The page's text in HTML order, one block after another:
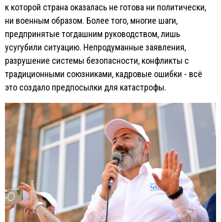
к которой страна оказалась не готова ни политически,
ни военным образом. Более того, многие шаги,
предпринятые тогдашним руководством, лишь
усугубили ситуацию. Непродуманные заявления,
разрушение системы безопасности, конфликты с
традиционными союзниками, кадровые ошибки - всё
это создало предпосылки для катастрофы.